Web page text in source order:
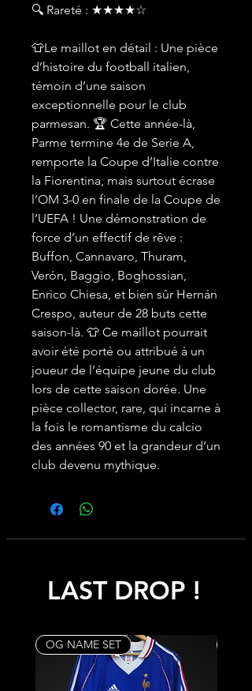
🔍 Rareté : ★★★★☆
👕Le maillot en détail : Une pièce
d’histoire du football italien,
témoin d’une saison
exceptionnelle pour le club
parmesan. 🏆 Cette année-là,
Parme termine 4e de Serie A,
remporte la Coupe d’Italie contre
la Fiorentina, mais surtout écrase
l’OM 3-0 en finale de la Coupe de
l’UEFA ! Une démonstration de
force d’un effectif de rêve :
Buffon, Cannavaro, Thuram,
Verón, Baggio, Boghossian,
Enrico Chiesa, et bien sûr Hernán
Crespo, auteur de 28 buts cette
saison-là. 👕 Ce maillot pourrait
avoir été porté ou attribué à un
joueur de l’équipe jeune du club
lors de cette saison dorée. Une
pièce collector, rare, qui incarne à
la fois le romantisme du calcio
des années 90 et la grandeur d’un
club devenu mythique.
LAST DROP !
OG NAME SET